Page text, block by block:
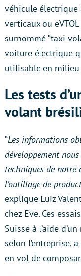
véhicule électrique
verticaux ou
surnommé “taxi
voiture électrique
utilisable en milieu
Les tests
volant
“Les informations
développement
techniques de notre
l’outillage de
explique Luiz
chez Eve. Ces
Suisse à l’aide
selon l’entreprise,
en vol de